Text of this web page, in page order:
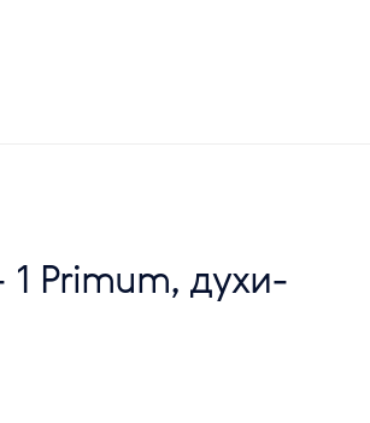
- 1 Primum, духи-